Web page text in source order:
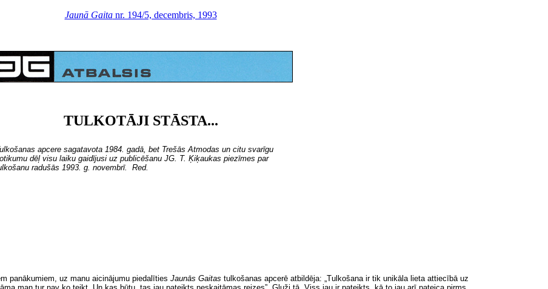
Jaunā Gaitanr. 194/5, decembris, 1993
TULKOTĀJI STĀSTA...
apcere sagatavota 1984. gadā, bet Trešās Atmodas un citu svarīgu
dēļ visu laiku gaidījusi uz publicēšanu JG. T. Ķiķaukas piezīmes par
radušās 1993. g. novembrī. Red.
panākumiem, uz manu aicinājumu piedalīties Jaunās Gaitas tulkošanas apcerē atbildēja: „Tulkošana ir tik unikāla lieta attiecībā uz